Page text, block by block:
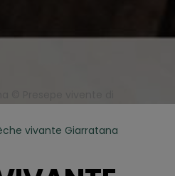
vivante Giarratana